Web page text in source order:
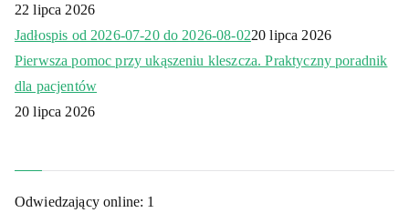
22 lipca 2026
Jadłospis od 2026-07-20 do 2026-08-0220 lipca 2026
Pierwsza pomoc przy ukąszeniu kleszcza. Praktyczny poradnik
dla pacjentów
20 lipca 2026
Odwiedzający online: 1